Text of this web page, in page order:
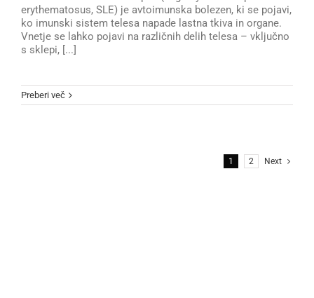
erythematosus, SLE) je avtoimunska bolezen, ki se pojavi,
ko imunski sistem telesa napade lastna tkiva in organe.
Vnetje se lahko pojavi na različnih delih telesa – vključno
s sklepi, [...]
Preberi več
1 2 Next